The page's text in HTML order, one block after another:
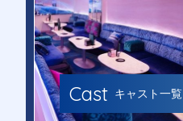
Cast キャスト一覧